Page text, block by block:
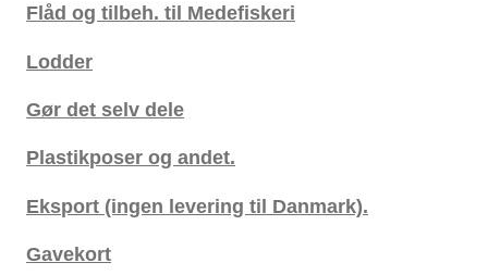
Flåd og tilbeh. til Medefiskeri
Lodder
Gør det selv dele
Plastikposer og andet.
Eksport (ingen levering til Danmark).
Gavekort